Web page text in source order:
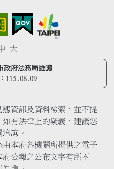
大
政府法務局維護
115.08.09
資訊及資料檢索，並不提
有法律上的疑義，建議您
詢。
本府各機關所提供之電子
公報之公布文字有所不